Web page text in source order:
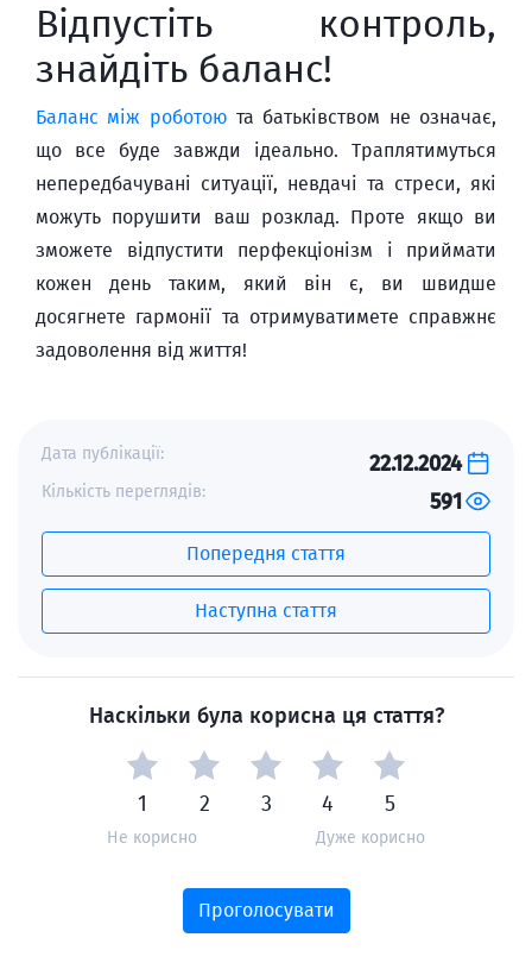
Відпустіть контроль,
знайдіть баланс!
Баланс між роботою та батьківством не означає,
що все буде завжди ідеально. Траплятимуться
непередбачувані ситуації, невдачі та стреси, які
можуть порушити ваш розклад. Проте якщо ви
зможете відпустити перфекціонізм і приймати
кожен день таким, який він є, ви швидше
досягнете гармонії та отримуватимете справжнє
задоволення від життя!
Дата публікації: 22.12.2024
Кількість переглядів: 591
Попередня стаття
Наступна стаття
Наскільки була корисна ця стаття?
1 2 3 4 5
Не корисно Дуже корисно
Проголосувати